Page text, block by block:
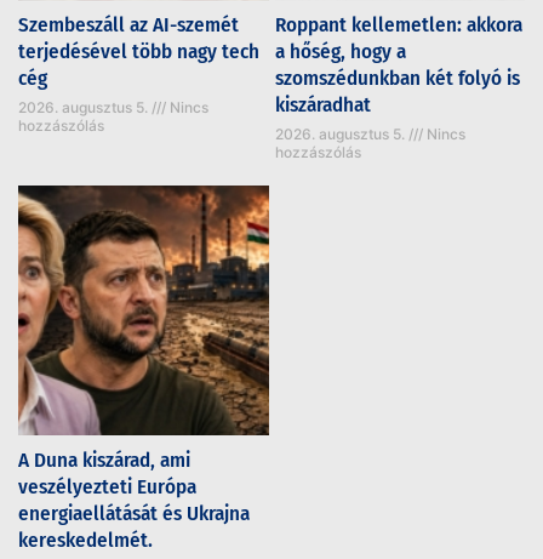
Szembeszáll az AI-szemét
terjedésével több nagy tech
cég
2026. augusztus 5.
Nincs
hozzászólás
Roppant kellemetlen: akkora
a hőség, hogy a
szomszédunkban két folyó is
kiszáradhat
2026. augusztus 5.
Nincs
hozzászólás
A Duna kiszárad, ami
veszélyezteti Európa
energiaellátását és Ukrajna
kereskedelmét.